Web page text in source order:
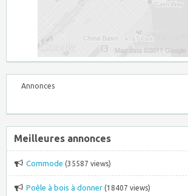
Annonces
Meilleures annonces
Commode (35587 views)
Poêle à bois à donner (18407 views)